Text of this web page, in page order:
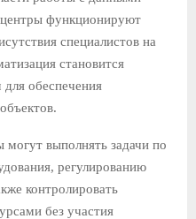
функционируют
специалистов на
становится
обеспечения
выполнять задачи по
регулированию
контролировать
без участия